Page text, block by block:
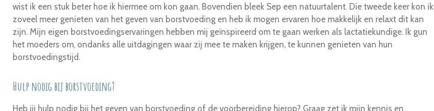
wist ik een stuk beter hoe ik hiermee om kon gaan. Bovendien bleek Sep een natuurtalent. Die tweede keer kon ik
zoveel meer genieten van het geven van borstvoeding en heb ik mogen ervaren hoe makkelijk en relaxt dit kan
zijn. Mijn eigen borstvoedingservaringen hebben mij geïnspireerd om te gaan werken als lactatiekundige. Ik gun
het moeders om, ondanks alle uitdagingen waar zij mee te maken krijgen, te kunnen genieten van hun
borstvoedingstijd.
Hulp nodig bij borstvoeding?
Heb jij hulp nodig bij het geven van borstvoeding of de voorbereiding hierop? Graag zet ik mijn kennis en